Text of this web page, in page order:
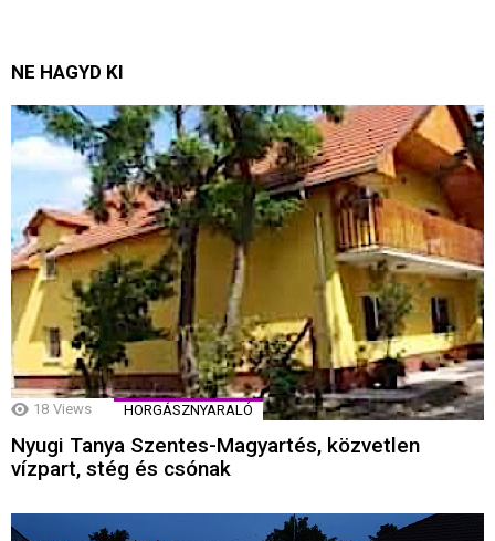
NE HAGYD KI
18 Views HORGÁSZNYARALÓ
Nyugi Tanya Szentes-Magyartés, közvetlen
vízpart, stég és csónak